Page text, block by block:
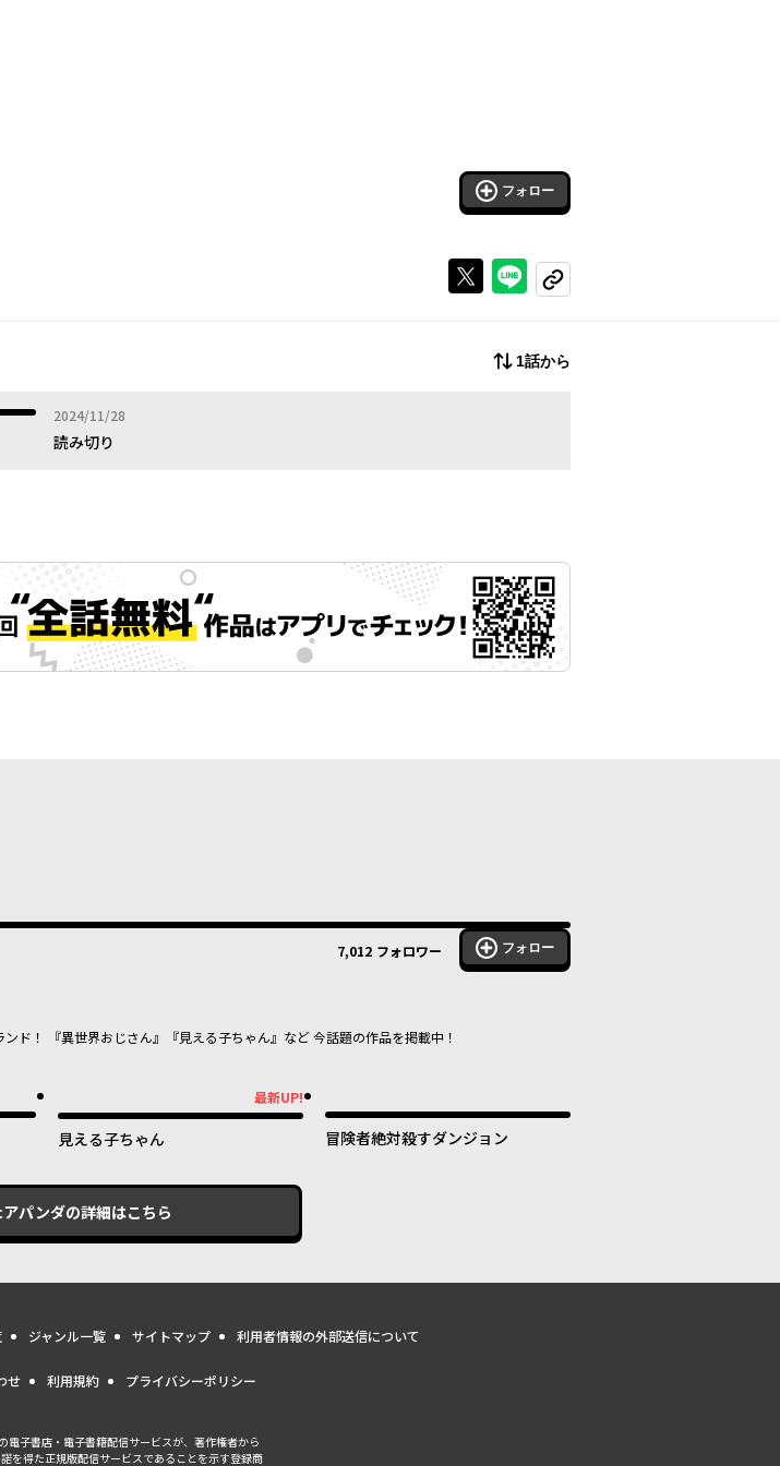
フォロー
Xで投稿するラインでシェアする
コピーする
1話から
2024/11/28
2024年11月28日
読み切り
7,012 フォロワー フォロー
ド！ 『異世界おじさん』『見える子ちゃん』など 今話題の作品を掲載中！
最新UP!
見える子ちゃん 冒険者絶対殺すダンジョン
パンダの詳細はこちら
ジャンル一覧 サイトマップ 利用者情報の外部送信について
せ 利用規約 プライバシーポリシー
電子書店・電子書籍配信サービスが、著作権者から
を得た正規版配信サービスであることを示す登録商